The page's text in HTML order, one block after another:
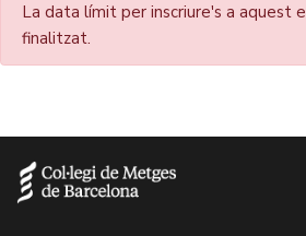
La data límit per inscriure's a aquest
finalitzat.